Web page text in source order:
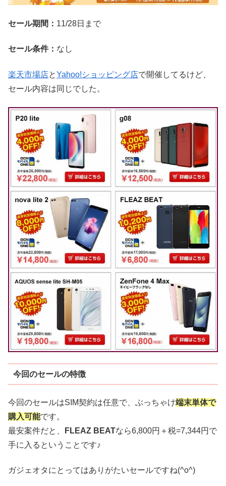
セール期間： 11/28日まで
セール条件： なし
楽天市場店とYahoo!ショッピング店で開催してるけど、
セール内容は同じでした。
今回のセールの特徴
今回のセールはSIM契約は任意で、ぶっちゃけ端末単体で
購入可能です。
最安案件だと、
FLEAZ BEATなら6,800円＋税=7,344円で
手に入るということです♪
ガジェオタにとってはありがたいセールですね(^o^)